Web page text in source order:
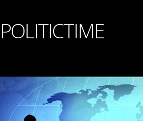
POLITICTIME